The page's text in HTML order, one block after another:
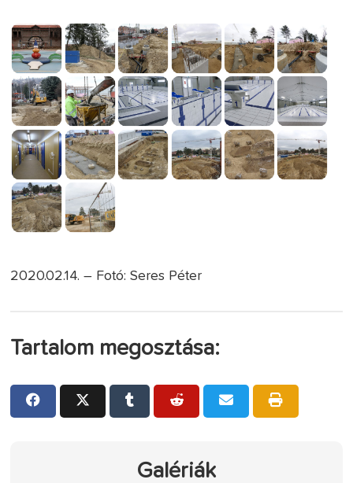
2020.02.14. – Fotó: Seres Péter
Tartalom megosztása:
Galériák